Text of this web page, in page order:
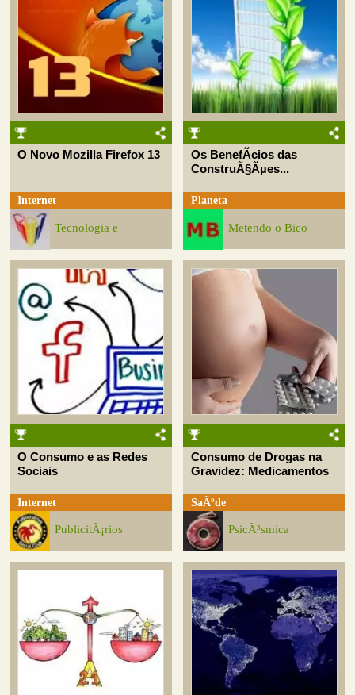
O Novo Mozilla Firefox 13
Internet
Tecnologia e
Os BenefÃ­cios das
ConstruÃ§Ãµes...
Planeta
Metendo o Bico
O Consumo e as Redes
Sociais
Internet
PublicitÃ¡rios
Consumo de Drogas na
Gravidez: Medicamentos
SaÃºde
PsicÃ³smica